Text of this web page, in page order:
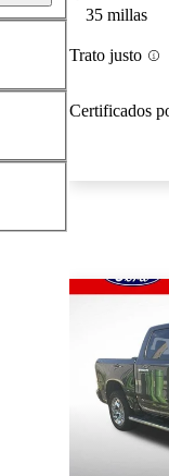
35 millas
Trato justo
Certificados